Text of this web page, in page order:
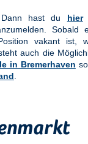
Dann hast du hier
Sobald
vakant ist,
auch die
in Bremerhaven